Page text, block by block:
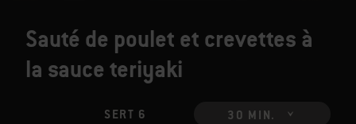
Sauté de poulet et crevettes à
la sauce teriyaki
SERT 6 30 MIN.